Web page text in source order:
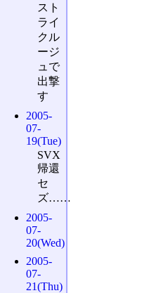
スト
ライ
クル
ージ
ュで
出撃
す
2005-
07-
19(Tue)
SVX
帰還
セ
ズ……
2005-
07-
20(Wed)
2005-
07-
21(Thu)